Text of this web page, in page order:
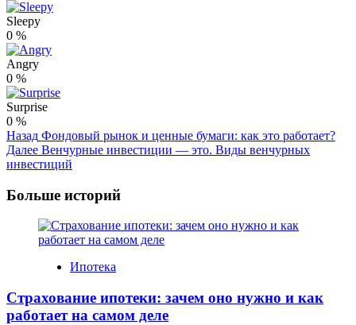
Sleepy
0 %
Angry
0 %
Surprise
0 %
Post
Navigation
Назад Фондовый рынок и ценные бумаги: как это работает?
Далее Венчурные инвестиции — это. Виды венчурных
инвестиций
Больше историй
Ипотека
Страхование ипотеки: зачем оно нужно и как
работает на самом деле